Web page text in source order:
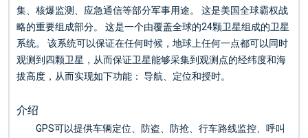
集、核爆监测、应急通信等部分军事用途。 这是美国全球霸权战
略的重要组成部分。 这是一个由覆盖全球的24颗卫星组成的卫星
系统。 该系统可以保证在任何时候，地球上任何一点都可以同时
观测到四颗卫星，从而保证卫星能够采集到观测点的经纬度和海
拔高度，从而实现如下功能： 导航、定位和授时。
介绍
GPS可以提供车辆定位、防盗、防抢、行车路线监控、呼叫